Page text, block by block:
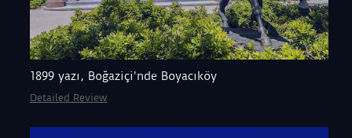
1899 yazı, Boğaziçi'nde Boyacıköy
Detailed Review